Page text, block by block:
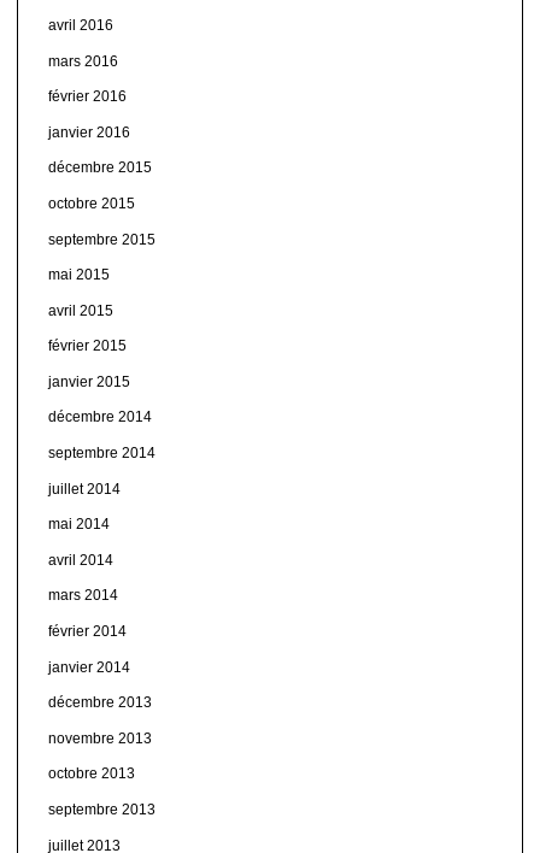
avril 2016
mars 2016
février 2016
janvier 2016
décembre 2015
octobre 2015
septembre 2015
mai 2015
avril 2015
février 2015
janvier 2015
décembre 2014
septembre 2014
juillet 2014
mai 2014
avril 2014
mars 2014
février 2014
janvier 2014
décembre 2013
novembre 2013
octobre 2013
septembre 2013
juillet 2013